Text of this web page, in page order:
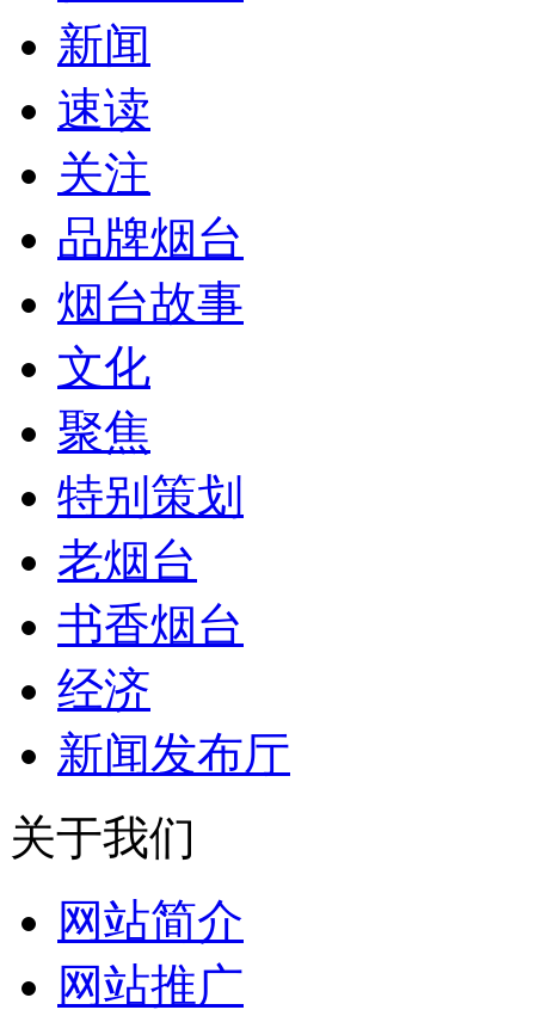
新闻
速读
关注
品牌烟台
烟台故事
文化
聚焦
特别策划
老烟台
书香烟台
经济
新闻发布厅
关于我们
网站简介
网站推广